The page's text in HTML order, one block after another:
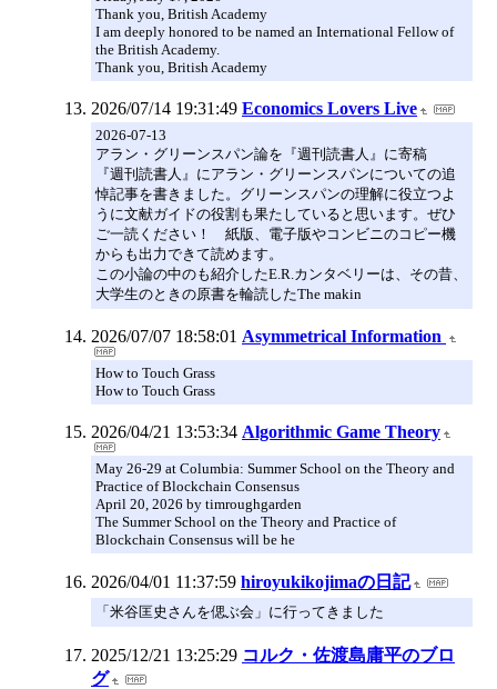
Thank you, British Academy
I am deeply honored to be named an International Fellow of
the British Academy.
Thank you, British Academy
2026/07/14 19:31:49 Economics Lovers Live
2026-07-13
アラン・グリーンスパン論を『週刊読書人』に寄稿
『週刊読書人』にアラン・グリーンスパンについての追
悼記事を書きました。グリーンスパンの理解に役立つよ
うに文献ガイドの役割も果たしていると思います。ぜひ
ご一読ください！ 紙版、電子版やコンビニのコピー機
からも出力できて読めます。
この小論の中のも紹介したE.R.カンタベリーは、その昔、
大学生のときの原書を輪読したThe makin
2026/07/07 18:58:01 Asymmetrical Information
How to Touch Grass
How to Touch Grass
2026/04/21 13:53:34 Algorithmic Game Theory
May 26-29 at Columbia: Summer School on the Theory and
Practice of Blockchain Consensus
April 20, 2026 by timroughgarden
The Summer School on the Theory and Practice of
Blockchain Consensus will be he
2026/04/01 11:37:59 hiroyukikojimaの日記
「米谷匡史さんを偲ぶ会」に行ってきました
2025/12/21 13:25:29 コルク・佐渡島庸平のブロ
グ